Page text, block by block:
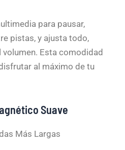
para pausar,
pistas, y ajusta todo,
Esta comodidad
al máximo de tu
Suave
Más Largas